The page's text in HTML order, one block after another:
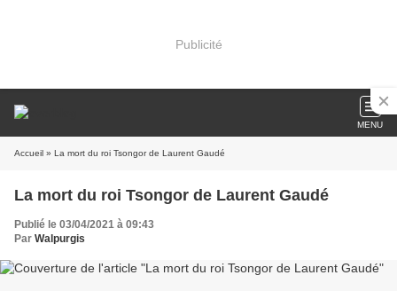
Publicité
MENU
Accueil » La mort du roi Tsongor de Laurent Gaudé
La mort du roi Tsongor de Laurent Gaudé
Publié le 03/04/2021 à 09:43
Par Walpurgis